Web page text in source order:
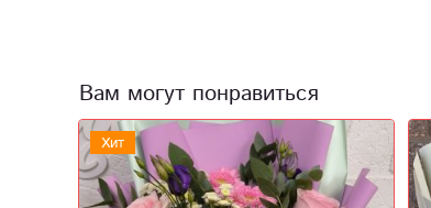
Вам могут понравиться
Хит